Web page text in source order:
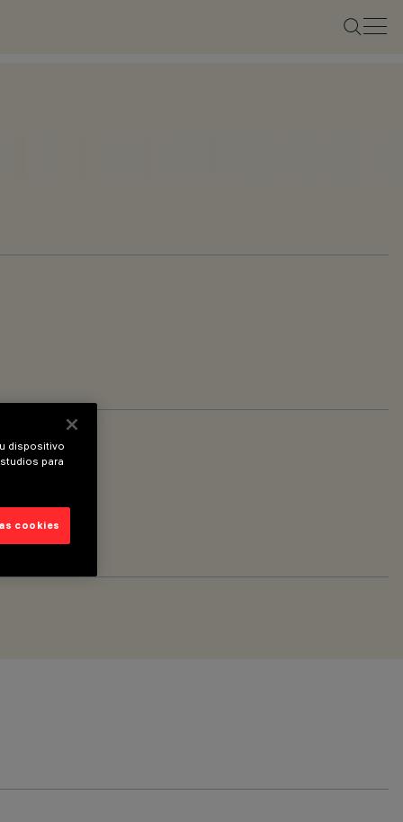
dispositivo
para
cookies